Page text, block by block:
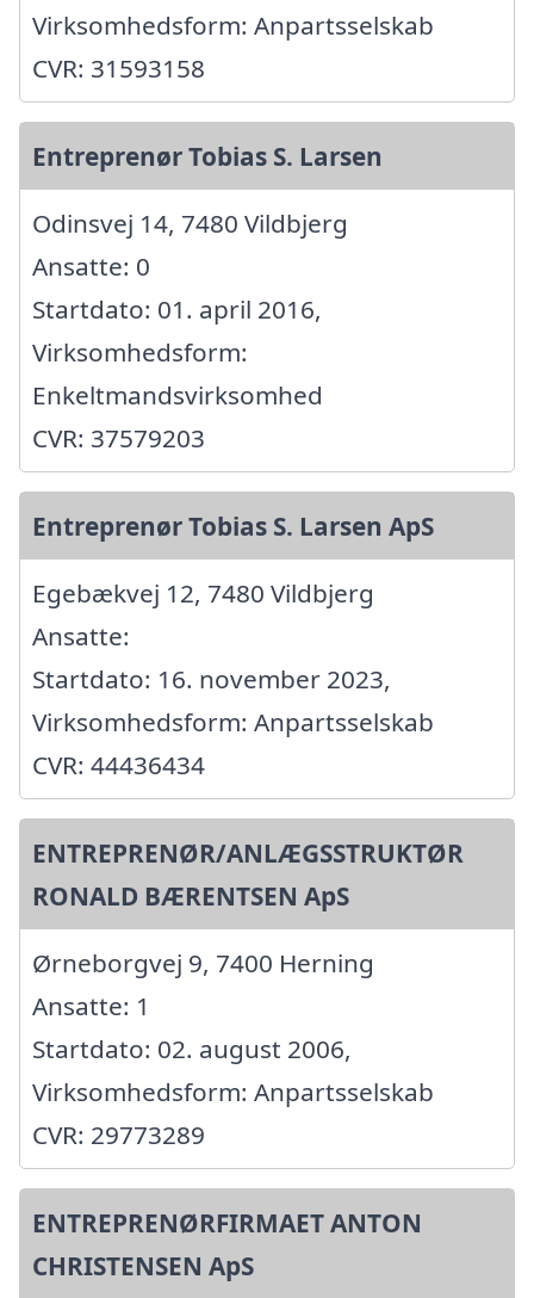
Virksomhedsform: Anpartsselskab
CVR: 31593158
Entreprenør Tobias S. Larsen
Odinsvej 14, 7480 Vildbjerg
Ansatte: 0
Startdato: 01. april 2016,
Virksomhedsform:
Enkeltmandsvirksomhed
CVR: 37579203
Entreprenør Tobias S. Larsen ApS
Egebækvej 12, 7480 Vildbjerg
Ansatte:
Startdato: 16. november 2023,
Virksomhedsform: Anpartsselskab
CVR: 44436434
ENTREPRENØR/ANLÆGSSTRUKTØR
RONALD BÆRENTSEN ApS
Ørneborgvej 9, 7400 Herning
Ansatte: 1
Startdato: 02. august 2006,
Virksomhedsform: Anpartsselskab
CVR: 29773289
ENTREPRENØRFIRMAET ANTON
CHRISTENSEN ApS